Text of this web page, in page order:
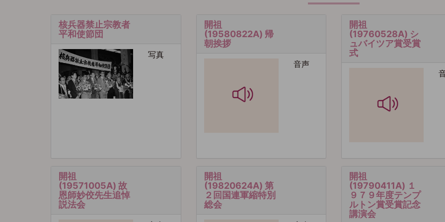
核兵器禁止宗教者
平和使節団
写真
開祖
(19580822A) 帰
朝挨拶
音声
開祖
(19760528A) シ
ュバイツア賞受賞
式
開祖
(19571005A) 故
恩師妙佼先生追悼
説法会
開祖
(19820624A) 第
２回国連軍縮特別
総会
開祖
(19790411A) １
９７９年度テンプ
ルトン賞受賞記念
講演会